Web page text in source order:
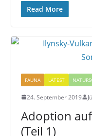
Read More
FAUNA LATEST
24. September 2019
Adoption
(Teil 1)